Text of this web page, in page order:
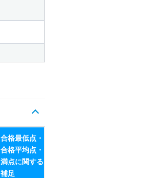
合格最低点・
合格平均点・
満点に関する
補足